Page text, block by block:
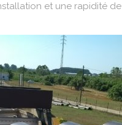
et une rapidité de